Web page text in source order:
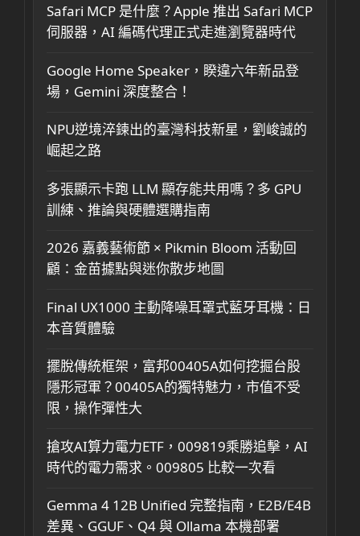
Safari MCP 是什麼？Apple 推出 Safari MCP
伺服器，AI 編碼代理正式走進瀏覽器時代
Google Home Speaker，睽違六年新品登
場，Gemini 深度整合！
NPU逆境淬鍊出的臺灣科技新星，劉峻誠的
崛起之路
多張顯示卡跑 LLM 顯存能共用嗎？多 GPU
訓練、推論與硬體選購指南
2026 嘉義藝術節 × Pikmin Bloom 活動回
顧：金苗據點與迷你散步地圖
Final UX1000 主動降噪耳罩式藍牙耳機：日
本音質體驗
擺脫傳統框架，富邦00405A如何挖掘台股
隱形冠軍？00405A的獨特魅力，市值不受
限，操作彈性大
搶攻AI算力電力ETF，009819乘勝追擊，AI
時代的電力需求。009805 比較一次看
Gemma 4 12B Unified 完整指南，E2B/E4B
差異、GGUF、Q4 與 Ollama 本機部署